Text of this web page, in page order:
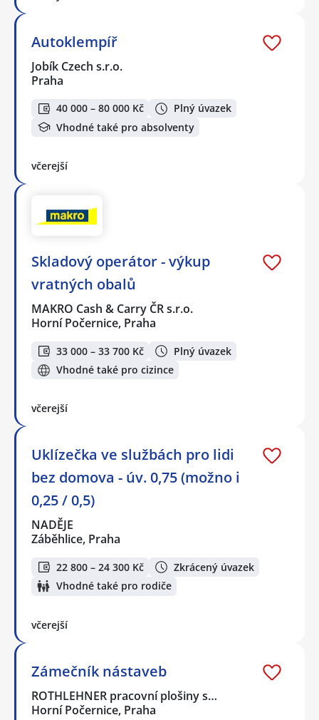
Autoklempíř
Jobík Czech s.r.o.
Praha
40 000 – 80 000 Kč
Plný úvazek
Vhodné také pro absolventy
včerejší
Skladový operátor - výkup
vratných obalů
MAKRO Cash & Carry ČR s.r.o.
Horní Počernice, Praha
33 000 – 33 700 Kč
Plný úvazek
Vhodné také pro cizince
včerejší
Uklízečka ve službách pro lidi
bez domova - úv. 0,75 (možno i
0,25 / 0,5)
NADĚJE
Záběhlice, Praha
22 800 – 24 300 Kč
Zkrácený úvazek
Vhodné také pro rodiče
včerejší
Zámečník nástaveb
ROTHLEHNER pracovní plošiny s…
Horní Počernice, Praha